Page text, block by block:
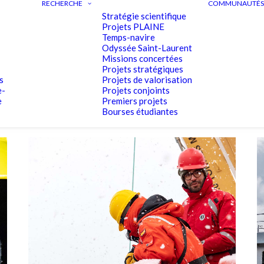
RECHERCHE
Stratégie scientifique
Projets PLAINE
Temps-navire
Odyssée Saint-Laurent
Missions concertées
Projets stratégiques
Projets de valorisation
Projets conjoints
Premiers projets
Bourses étudiantes
COMMUNAUTÉS